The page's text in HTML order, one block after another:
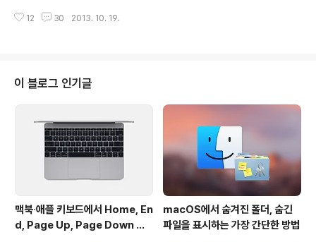
를 편집하거나 보정할 때 굉장히 자주 사용하는 이 두 기능
플래시드라이브(SSD)가 탑재된 2012 맥북에어 11인치
업데이트 1.1’을 내려받아 확인할 수 있습니다. (아래 자세
한 방법 참고)만약 SSD를 교체해야 하는 것으로 나타나면,
애플케어 잔여 기간과는 상관 없이 애플 공인 서비스 센터
에 연락해 부품을 교체를 무상으로 진행할 수 있습니다. S
SD 교체 대상일 경우 시스템 업데이트나 다른 애플리케이
션이나 업데이트를 ..
12 30 2013. 10. 19.
이 블로그 인기글
맥북∙애플 키보드에서 Home, En
d, Page Up, Page Down 키
macOS에서 숨겨진 폴더, 숨긴
파일을 표시하는 가장 간단한 방법